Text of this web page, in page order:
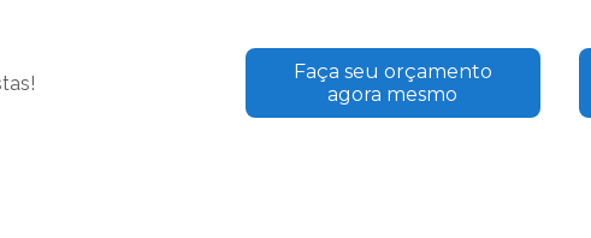
Faça seu orçamento
agora mesmo